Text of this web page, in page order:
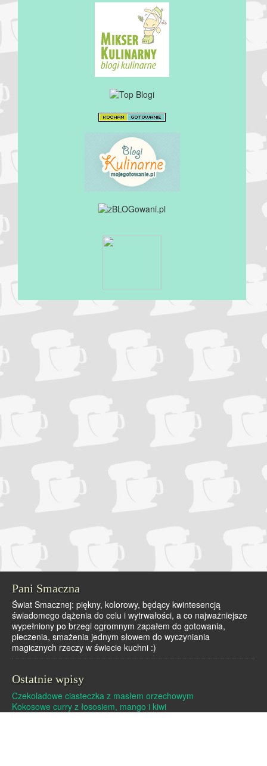
Pani Smaczna
Świat Smacznej: piękny, kolorowy, będący kwintesencją
świadomego dążenia do celu i wytrwałości, a co najważniejsze
wypełniony po brzegi ogromnym zapałem do gotowania,
pieczenia, smażenia jednym słowem do wyczyniania
magicznych rzeczy w świecie kuchni :)
Ostatnie wpisy
Czekoladowe ciasteczka z masłem orzechowym
Kokosowe curry z łososiem, mango i kiwi